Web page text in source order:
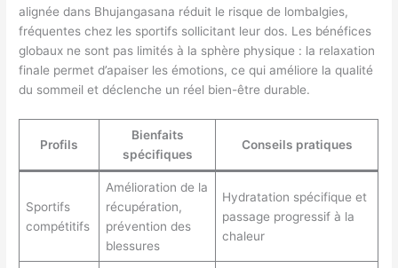
alignée dans Bhujangasana réduit le risque de lombalgies,
fréquentes chez les sportifs sollicitant leur dos. Les bénéfices
globaux ne sont pas limités à la sphère physique : la relaxation
finale permet d’apaiser les émotions, ce qui améliore la qualité
du sommeil et déclenche un réel bien-être durable.
Profils
Bienfaits
spécifiques
Conseils pratiques
Sportifs
compétitifs
Amélioration de la
récupération,
prévention des
blessures
Hydratation spécifique et
passage progressif à la
chaleur